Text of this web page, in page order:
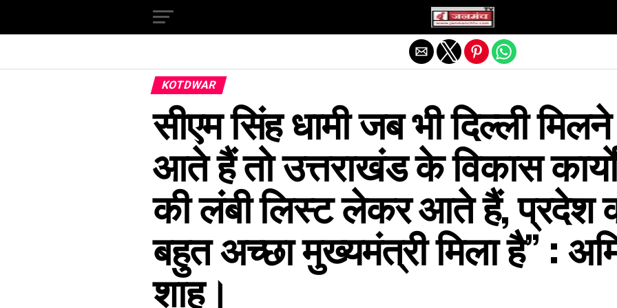
KOTDWAR
सीएम सिंह धामी जब भी दिल्ली मिलने
आते हैं तो उत्तराखंड के विकास कार्यों
की लंबी लिस्ट लेकर आते हैं, प्रदेश
बहुत अच्छा मुख्यमंत्री मिला है” :
शाह।
Exit mobile version